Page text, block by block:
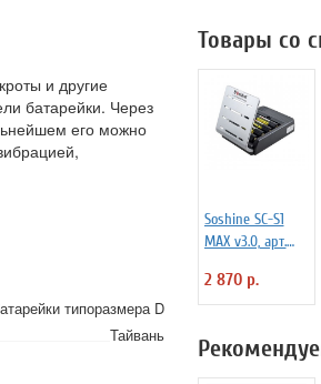
и другие
батарейки. Через
его можно
типоразмера D
Тайвань
Товары со
Soshine SC-S1
MAX v3.0, арт.
2 870 р.